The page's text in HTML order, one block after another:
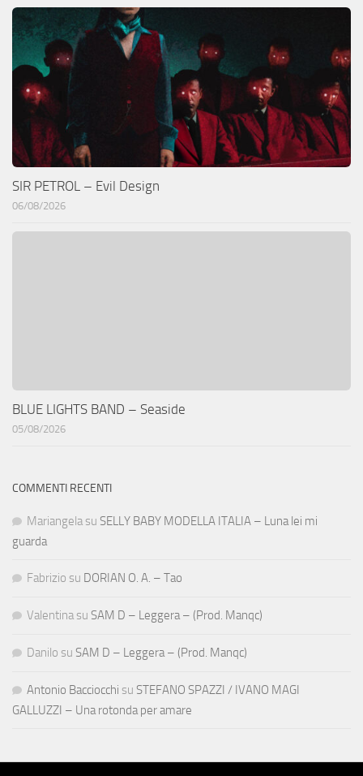
SIR PETROL – Evil Design
06/08/2026
BLUE LIGHTS BAND – Seaside
05/08/2026
COMMENTI RECENTI
Mariangela su SELLY BABY MODELLA ITALIA – Luna lei mi
guarda
Fabrizio su DORIAN O. A. – Tao
Valentina su SAM D – Leggera – (Prod. Manqc)
Danilo su SAM D – Leggera – (Prod. Manqc)
Antonio Bacciocchi su STEFANO SPAZZI / IVANO MAGI
GALLUZZI – Una rotonda per amare